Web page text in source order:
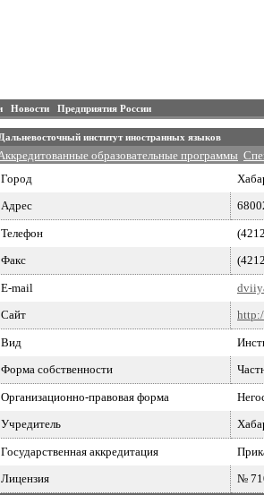
Новости Предприятия России
Дальневосточный институт иностранных языков
образовательные программы
Город
Адрес
Телефон
Факс
E-mail
Сайт
Вид
Форма собственности
Организационно-правовая форма
Учредитель
Государственная аккредитация
Лицензия
№